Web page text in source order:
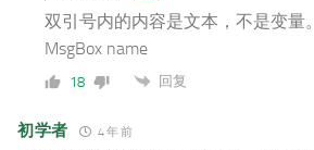
双引号内的内容是文本，不是变量
MsgBox name
18 回复
初学者 4 年 前